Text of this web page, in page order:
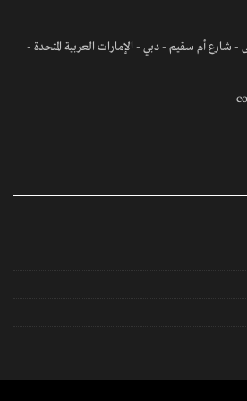
- شارع أم سقيم - دبي - الإمارات العربية المتحدة -